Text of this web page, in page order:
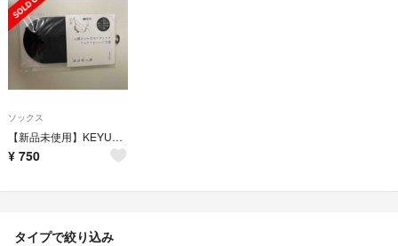
ソックス
【新品未使用】KEYUKA ストッキングのような靴下
¥ 750
タイプで絞り込み